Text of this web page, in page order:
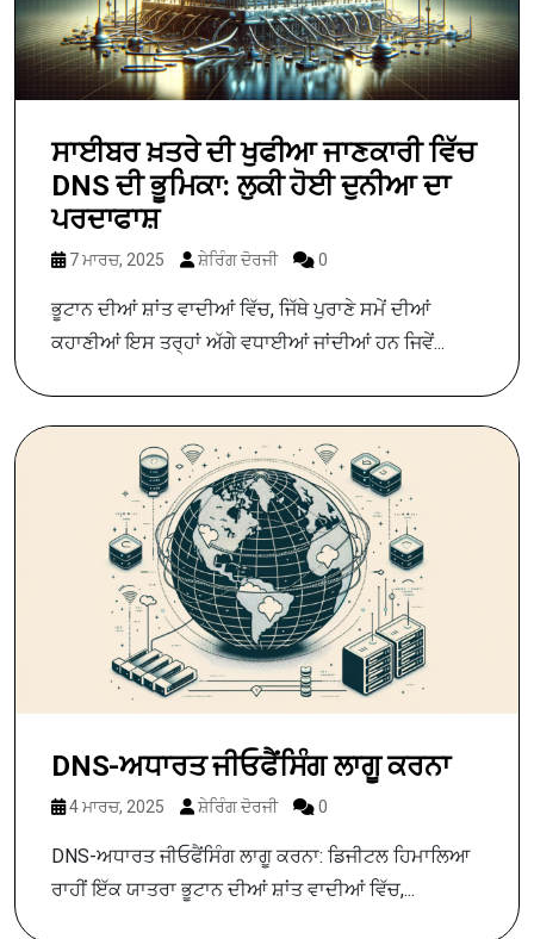
ਸਾਈਬਰ ਖ਼ਤਰੇ ਦੀ ਖੁਫੀਆ ਜਾਣਕਾਰੀ ਵਿੱਚ
DNS ਦੀ ਭੂਮਿਕਾ: ਲੁਕੀ ਹੋਈ ਦੁਨੀਆ ਦਾ
ਪਰਦਾਫਾਸ਼
7 ਮਾਰਚ, 2025 ਸ਼ੇਰਿੰਗ ਦੋਰਜੀ 0
ਭੂਟਾਨ ਦੀਆਂ ਸ਼ਾਂਤ ਵਾਦੀਆਂ ਵਿੱਚ, ਜਿੱਥੇ ਪੁਰਾਣੇ ਸਮੇਂ ਦੀਆਂ
ਕਹਾਣੀਆਂ ਇਸ ਤਰ੍ਹਾਂ ਅੱਗੇ ਵਧਾਈਆਂ ਜਾਂਦੀਆਂ ਹਨ ਜਿਵੇਂ...
DNS-ਅਧਾਰਤ ਜੀਓਫੈਂਸਿੰਗ ਲਾਗੂ ਕਰਨਾ
4 ਮਾਰਚ, 2025 ਸ਼ੇਰਿੰਗ ਦੋਰਜੀ 0
DNS-ਅਧਾਰਤ ਜੀਓਫੈਂਸਿੰਗ ਲਾਗੂ ਕਰਨਾ: ਡਿਜੀਟਲ ਹਿਮਾਲਿਆ
ਰਾਹੀਂ ਇੱਕ ਯਾਤਰਾ ਭੂਟਾਨ ਦੀਆਂ ਸ਼ਾਂਤ ਵਾਦੀਆਂ ਵਿੱਚ,...